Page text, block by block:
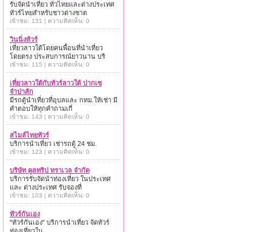
รับจัดนำเที่ยว ทั่วไทยและต่างประเทศ
ทัวร์ไทยสำหรับชาวต่างชาต
เข้าชม: 131 | ความคิดเห็น: 0
วินนิ่งทัวร์
เที่ยวลาวใต้โดยคนพื้อนที่นำเที่ยว
โดยตรง ประสบการณ์ยาวนาน บริ
เข้าชม: 115 | ความคิดเห็น: 0
เที่ยวลาวใต้กับทัวร์ลาวใต้ ปากเซ
จำปาสัก
มีรถตู้นำเที่ยวที่อุบลและ กทม.ให้เช่า มี
คำตอบให้ทุกคำถามเกี่
เข้าชม: 143 | ความคิดเห็น: 0
สไมล์ไทยทัวร์
บริการนำเที่ยว เช่ารถตู้ 24 ชม.
เข้าชม: 123 | ความคิดเห็น: 0
บริษัท คูลทริป ทราเวล จำกัด
บริการรับจัดนำท่องเที่ยว ในประเทศ
และ ต่างประเทศ รับจองที่
เข้าชม: 103 | ความคิดเห็น: 0
ทัวร์กันเอง
"ทัวร์กันเอง" บริการนำเที่ยว จัดทัวร์